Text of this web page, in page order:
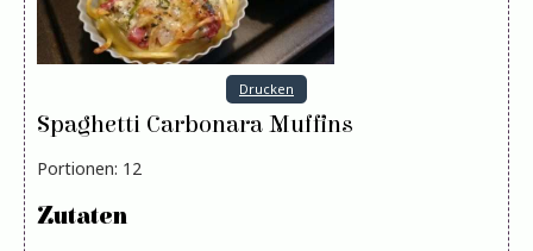
Drucken
Spaghetti Carbonara Muffins
Portionen: 12
Zutaten